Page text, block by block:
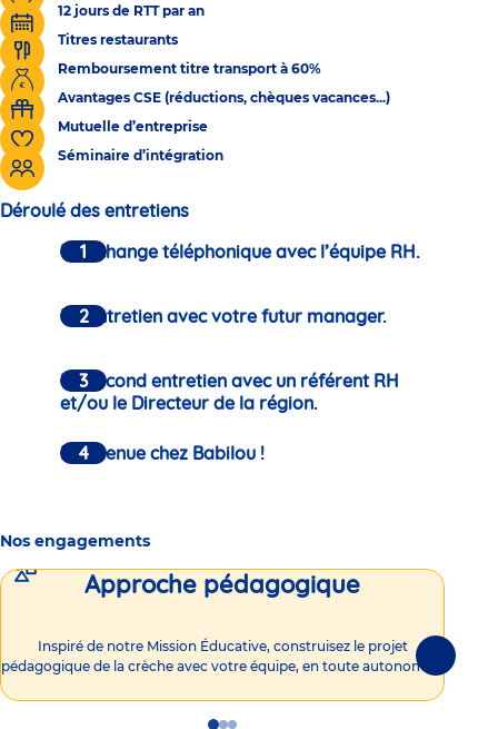
12 jours de RTT par an
Titres restaurants
Remboursement titre transport à 60%
Avantages CSE (réductions, chèques vacances...)
Mutuelle d’entreprise
Séminaire d’intégration
Déroulé des entretiens
Un échange téléphonique avec l’équipe RH.
Un entretien avec votre futur manager.
Un second entretien avec un référent RH
et/ou le Directeur de la région.
Bienvenue chez Babilou !
Nos engagements
Approche pédagogique
Inspiré de notre Mission Éducative, construisez le projet
pédagogique de la crèche avec votre équipe, en toute autonomie !